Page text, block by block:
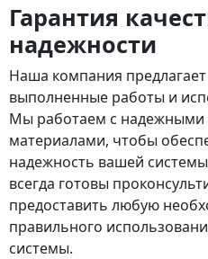
Гарантия
надежности
Наша компания
выполненные работы и
Мы работаем с надежными
материалами, чтобы
надежность вашей
всегда готовы
предоставить любую
правильного
системы.